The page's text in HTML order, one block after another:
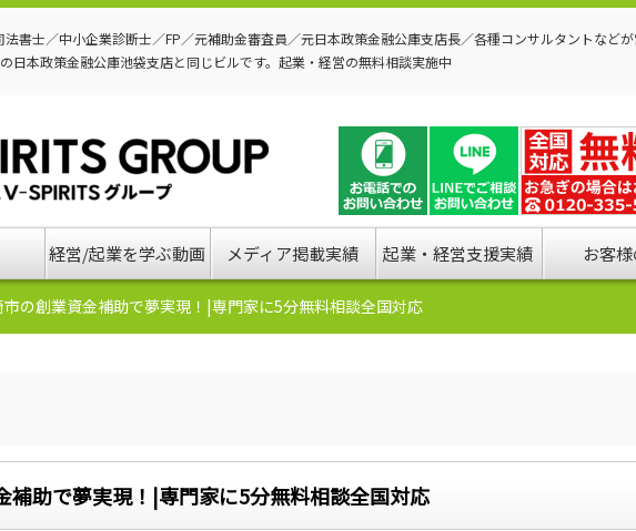
書士／中小企業診断士／FP／元補助金審査員／元日本政策金融公庫支店長／各種コンサルタントなど
日本政策金融公庫池袋支店と同じビルです。起業・経営の無料相談実施中
経営/起業を学ぶ動画 メディア掲載実績 起業・経営支援実績 お客
市の創業資金補助で夢実現！|専門家に5分無料相談全国対応
補助で夢実現！|専門家に5分無料相談全国対応